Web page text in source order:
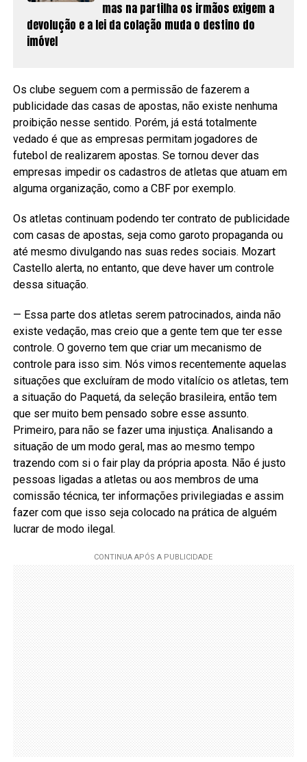
mas na partilha os irmãos exigem a
devolução e a lei da colação muda o destino do
imóvel
Os clube seguem com a permissão de fazerem a
publicidade das casas de apostas, não existe nenhuma
proibição nesse sentido. Porém, já está totalmente
vedado é que as empresas permitam jogadores de
futebol de realizarem apostas. Se tornou dever das
empresas impedir os cadastros de atletas que atuam em
alguma organização, como a CBF por exemplo.
Os atletas continuam podendo ter contrato de publicidade
com casas de apostas, seja como garoto propaganda ou
até mesmo divulgando nas suas redes sociais. Mozart
Castello alerta, no entanto, que deve haver um controle
dessa situação.
— Essa parte dos atletas serem patrocinados, ainda não
existe vedação, mas creio que a gente tem que ter esse
controle. O governo tem que criar um mecanismo de
controle para isso sim. Nós vimos recentemente aquelas
situações que excluíram de modo vitalício os atletas, tem
a situação do Paquetá, da seleção brasileira, então tem
que ser muito bem pensado sobre esse assunto.
Primeiro, para não se fazer uma injustiça. Analisando a
situação de um modo geral, mas ao mesmo tempo
trazendo com si o fair play da própria aposta. Não é justo
pessoas ligadas a atletas ou aos membros de uma
comissão técnica, ter informações privilegiadas e assim
fazer com que isso seja colocado na prática de alguém
lucrar de modo ilegal.